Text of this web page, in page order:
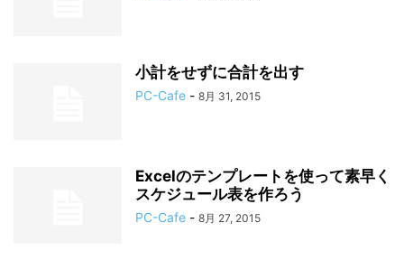
小計をせずに合計を出す
PC-Cafe - 8月 31, 2015
Excelのテンプレートを使って素早く
スケジュール表を作ろう
PC-Cafe - 8月 27, 2015